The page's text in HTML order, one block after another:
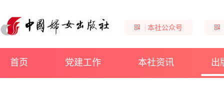
本社公众号
首页 党建工作 本社资讯 出